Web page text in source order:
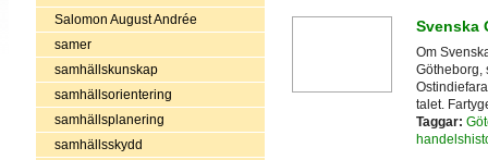
Salomon August Andrée
samer
samhällskunskap
samhällsorientering
samhällsplanering
samhällsskydd
Svenska
Om
Götheborg,
talet.
Taggar: